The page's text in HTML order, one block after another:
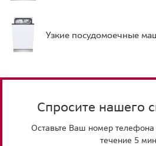
Узкие посудомоечные
Спросите нашего
Оставьте Ваш номер
течение 5